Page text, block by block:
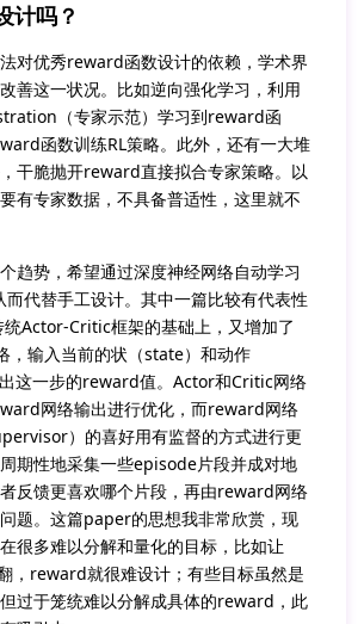
计吗？
对优秀reward函数设计的依赖，学术界
善这一状况。比如逆向强化学习，利用
（专家示范）学习到reward函
函数训练RL策略。此外，还有一大堆
干脆抛开reward直接拟合专家策略。以
有专家数据，不具备普适性，这里就不
趋势，希望通过深度神经网络自动学习
代替手工设计。其中一篇比较有代表性
Actor-Critic框架的基础上，又增加了
，输入当前的状（state）和动作
出这一步的reward值。Actor和Critic网络
网络输出进行优化，而reward网络
）的喜好用有监督的方式进行更
期性地采集一些episode片段并成对地
反馈更喜欢哪个片段，再由reward网络
题。这篇paper的思想我非常欣赏，现
很多难以分解和量化的目标，比如让
，reward就很难设计；有些目标虽然是
过于笼统难以分解成具体的reward，此